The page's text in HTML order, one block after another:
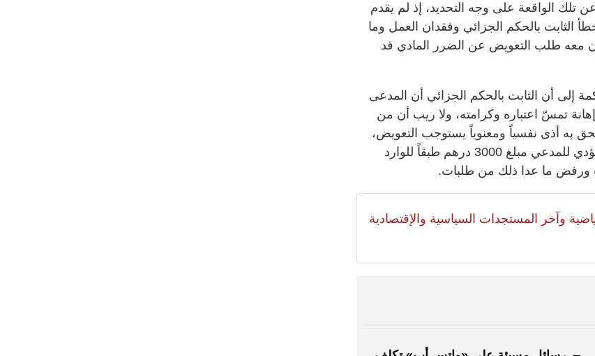
عن تلك الواقعة على وجه التحديد، إذ لم يقدم
الثابت بالحكم الجزائي وفقدان العمل وما
معه طلب التعويض عن الضرر المادي قد
إلى أن الثابت بالحكم الجزائي أن المدعى
تمسّ اعتباره وكرامته، ولا ريب أن من
به أذى نفسياً ومعنوياً يستوجب التعويض،
وحكمت المحكمة بإلزام المدعى عليها بأن تؤدي للمدعي مبلغ 3000 درهم طبقاً للوارد
ورفض ما عدا ذلك من طلبات.
وآخر المستجدات السياسية والإقتصادية